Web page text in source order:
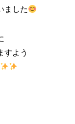
ました
すよう